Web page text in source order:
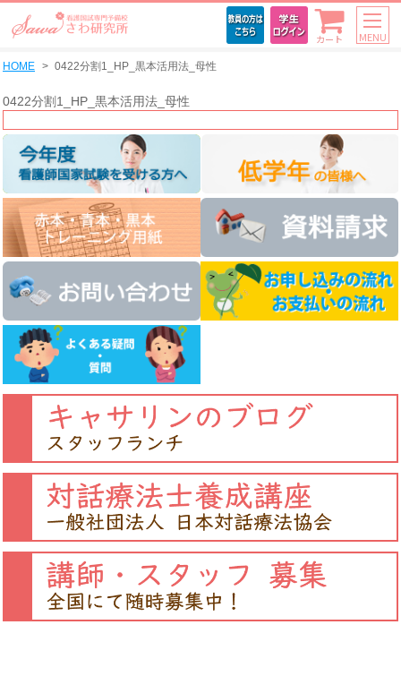
カート MENU
HOME 0422分割1_HP_黒本活用法_母性
0422分割1_HP_黒本活用法_母性